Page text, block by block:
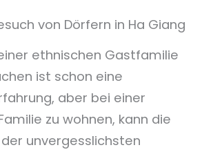
von Dörfern in Ha Giang
ethnischen Gastfamilie
ist schon eine
aber bei einer
zu wohnen, kann die
unvergesslichsten